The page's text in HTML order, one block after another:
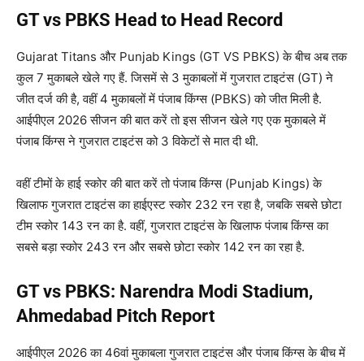
GT vs PBKS Head to Head Record
Gujarat Titans और Punjab Kings (GT VS PBKS) के बीच अब तक
कुल 7 मुकाबले खेले गए हैं. जिसमें से 3 मुकाबलों में गुजरात टाइटंस (GT) ने
जीत दर्ज की है, वहीं 4 मुकाबलों में पंजाब किंग्स (PBKS) को जीत मिली है.
आईपीएल 2026 सीजन की बात करें तो इस सीजन खेले गए एक मुकाबले में
पंजाब किंग्स ने गुजरात टाइटंस को 3 विकेटों से मात दी थी.
वहीं टीमों के हाई स्कोर की बात करें तो पंजाब किंग्स (Punjab Kings) के
खिलाफ गुजरात टाइटंस का हाईएस्ट स्कोर 232 रन रहा है, जबकि सबसे छोटा
टीम स्कोर 143 रन का है. वहीं, गुजरात टाइटंस के खिलाफ पंजाब किंग्स का
सबसे बड़ा स्कोर 243 रन और सबसे छोटा स्कोर 142 रन का रहा है.
GT vs PBKS: Narendra Modi Stadium,
Ahmedabad Pitch Report
आईपीएल 2026 का 46वां मुकाबला गुजरात टाइटंस और पंजाब किंग्स के बीच में